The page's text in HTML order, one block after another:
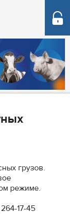
грузов.
режиме.
17-45